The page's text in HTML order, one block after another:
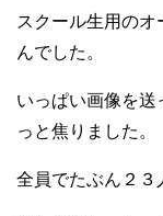
スクール生用の
んでした。
いっぱい画像を送
っと焦りました。
全員でたぶん２３